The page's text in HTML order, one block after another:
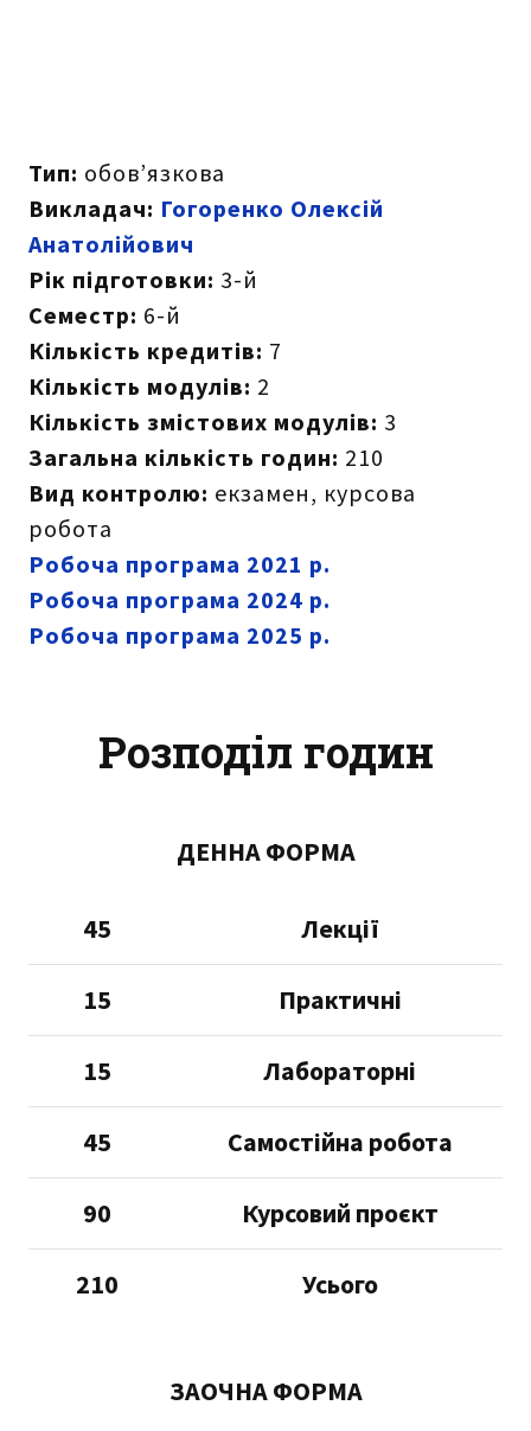
Тип: обов’язкова
Викладач: Гогоренко Олексій
Анатолійович
Рік підготовки: 3-й
Семестр: 6-й
Кількість кредитів: 7
Кількість модулів: 2
Кількість змістових модулів: 3
Загальна кількість годин: 210
Вид контролю: екзамен, курсова
робота
Робоча програма 2021 р.
Робоча програма 2024 р.
Робоча програма 2025 р.
Розподіл годин
ДЕННА ФОРМА
Лекції
45
Практичні
15
Лабораторні
15
Самостійна робота
45
Курсовий проєкт
90
Усього
210
ЗАОЧНА ФОРМА